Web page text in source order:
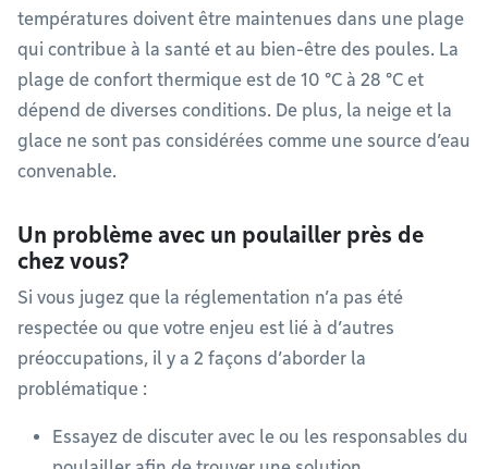
températures doivent être maintenues dans une plage
qui contribue à la santé et au bien-être des poules. La
plage de confort thermique est de 10 °C à 28 °C et
dépend de diverses conditions. De plus, la neige et la
glace ne sont pas considérées comme une source d’eau
convenable.
Un problème avec un poulailler près de
chez vous?
Si vous jugez que la réglementation n’a pas été
respectée ou que votre enjeu est lié à d’autres
préoccupations, il y a 2 façons d’aborder la
problématique :
Essayez de discuter avec le ou les responsables du